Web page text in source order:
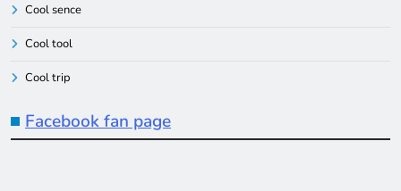
Cool sence
Cool tool
Cool trip
Facebook fan page